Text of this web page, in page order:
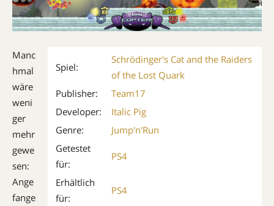
Spiel:
Schrödinger's Cat and the Raiders
of the Lost Quark
Publisher:
Team17
Developer:
Italic Pig
Genre:
Jump'n'Run
Getestet
für:
PS4
Erhältlich
für:
PS4
Manc
hmal
wäre
weni
ger
mehr
gewe
sen:
Ange
fange